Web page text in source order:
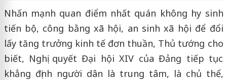
Nhấn mạnh quan điểm nhất quán không hy sinh
tiến bộ, công bằng xã hội, an sinh xã hội để đổi
lấy tăng trưởng kinh tế đơn thuần, Thủ tướng cho
biết, Nghị quyết Đại hội XIV của Đảng tiếp tục
khẳng định người dân là trung tâm, là chủ thể,